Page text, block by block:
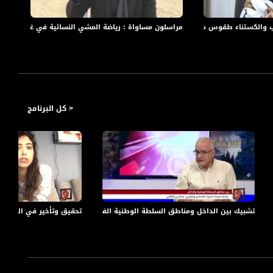
مراسلون مساواة : رياضة المشي النسائية في غزة
طقوس شتوية والإعاقة لا تمنع الإبداع
< كل البرنامج
تحقيق وتأخير في المطار بشبهة "مواد
تشبيك بين الداخل ومناطق السلطة الوطنية الفلسطينية - رائد نصر الله - 26-8-2016-#التاسعة - مساواة